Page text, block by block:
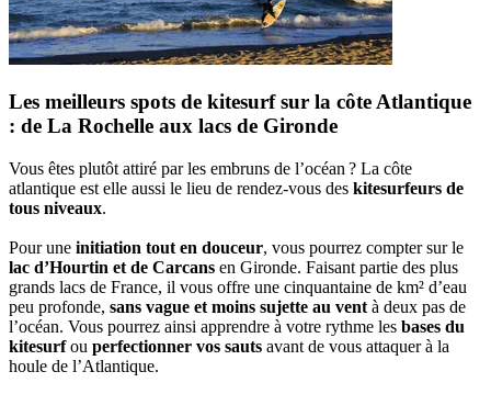
Les meilleurs spots de kitesurf sur la côte Atlantique
: de La Rochelle aux lacs de Gironde
Vous êtes plutôt attiré par les embruns de l’océan ? La côte
atlantique est elle aussi le lieu de rendez-vous des kitesurfeurs de
tous niveaux.
Pour une initiation tout en douceur, vous pourrez compter sur le
lac d’Hourtin et de Carcans en Gironde. Faisant partie des plus
grands lacs de France, il vous offre une cinquantaine de km² d’eau
peu profonde, sans vague et moins sujette au vent à deux pas de
l’océan. Vous pourrez ainsi apprendre à votre rythme les bases du
kitesurfou perfectionner vos sauts avant de vous attaquer à la
houle de l’Atlantique.